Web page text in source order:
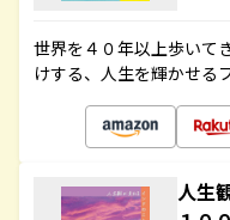
世界を４０年以上歩いて
けする、人生を輝かせる
人生